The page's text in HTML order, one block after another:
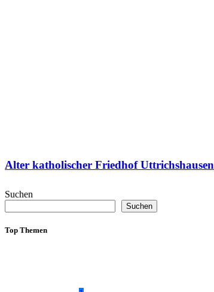
Alter katholischer Friedhof Uttrichshausen
Suchen
Suchen
Top Themen